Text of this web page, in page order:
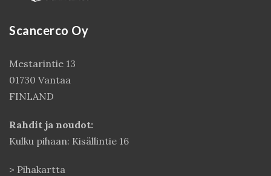
Scancerco Oy
Mestarintie 13
01730 Vantaa
FINLAND
Rahdit ja noudot:
Kulku pihaan: Kisällintie 16
> Pihakartta